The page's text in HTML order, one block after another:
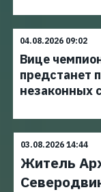
04.08.2026 09:02
Вице
предстанет
незаконных
03.08.2026 14:44
Житель